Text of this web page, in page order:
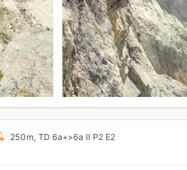
250 m,TD 6a+>6a II P2 E2